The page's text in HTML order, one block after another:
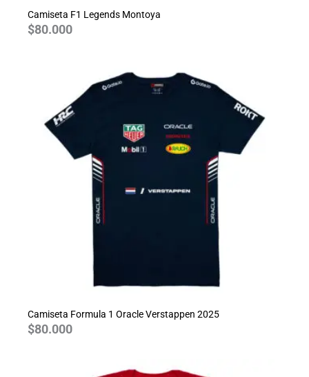
Camiseta F1 Legends Montoya
$80.000
Camiseta Formula 1 Oracle Verstappen 2025
$80.000